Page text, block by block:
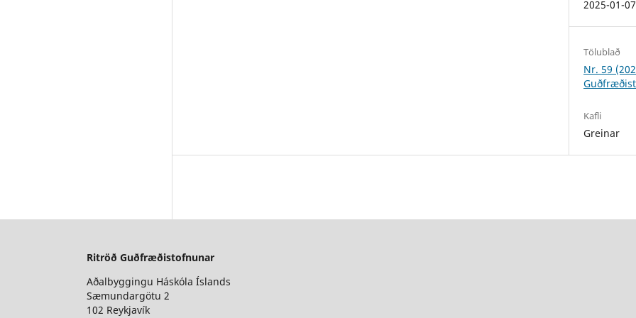
2025-01-07
Tölublað
Nr. 59
Kafli
Greinar
Ritröð Guðfræðistofnunar
Aðalbyggingu Háskóla Íslands
Sæmundargötu 2
102 Reykjavík